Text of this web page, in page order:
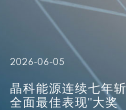
2026-06-05
晶科能源连续七年
全面最佳表现"大奖